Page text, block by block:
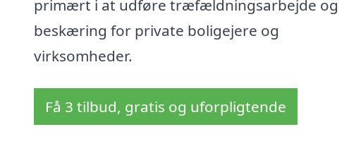
primært i at udføre træfældningsarbejde og
beskæring for private boligejere og
virksomheder.
Få 3 tilbud, gratis og uforpligtende